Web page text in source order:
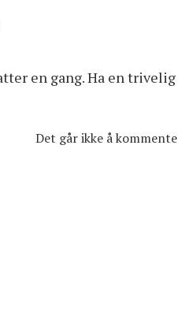
en gang. Ha en
Det går ikke å